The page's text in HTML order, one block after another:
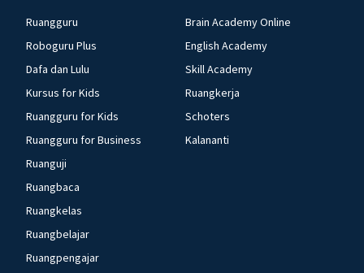
Ruangguru
Roboguru Plus
Dafa dan Lulu
Kursus for Kids
Ruangguru for Kids
Ruangguru for Business
Ruanguji
Ruangbaca
Ruangkelas
Ruangbelajar
Ruangpengajar
Brain Academy Online
English Academy
Skill Academy
Ruangkerja
Schoters
Kalananti